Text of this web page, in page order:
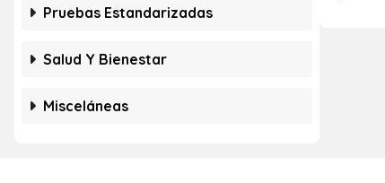
Pruebas Estandarizadas
Salud Y Bienestar
Misceláneas